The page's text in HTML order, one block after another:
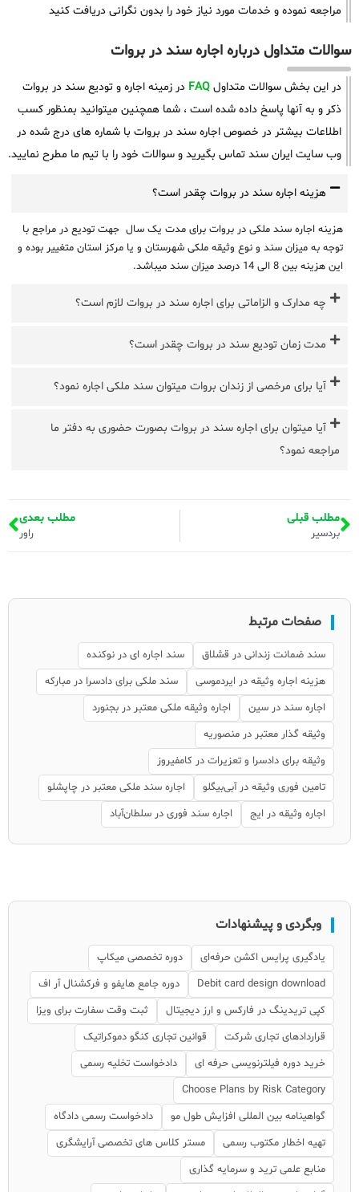
مراجعه نموده و خدمات مورد نیاز خود را بدون نگرانی دریافت کنید
سوالات متداول درباره اجاره سند در بروات
در این بخش سوالات متداول FAQ در زمینه اجاره و تودیع سند در بروات
ذکر و به آنها پاسخ داده شده است ، شما همچنین میتوانید بمنظور کسب
اطلاعات بیشتر در خصوص اجاره سند در بروات با شماره های درج شده در
وب سایت ایران سند تماس بگیرید و سوالات خود را با تیم ما مطرح نمایید.
هزینه اجاره سند در بروات چقدر است؟
هزینه اجاره سند ملکی در بروات برای مدت یک سال جهت تودیع در مراجع با
توجه به میزان سند و نوع وثیقه ملکی شهرستان و یا مرکز استان متغییر بوده و
این هزینه بین 8 الی 14 درصد میزان سند میباشد.
چه مدارک و الزاماتی برای اجاره سند در بروات لازم است؟
مدت زمان تودیع سند در بروات چقدر است؟
آیا برای مرخصی از زندان بروات میتوان سند ملکی اجاره نمود؟
آیا میتوان برای اجاره سند در بروات بصورت حضوری به دفتر ما
مراجعه نمود؟
مطلب قبلی
بردسیر
مطلب بعدی
راور
صفحات مرتبط
سند ضمانت زندانی در قشلاق
سند اجاره ای در نوکنده
هزینه اجاره وثیقه در ایردموسی
سند ملکی برای دادسرا در مبارکه
اجاره سند در سین
اجاره وثیقه ملکی معتبر در بجنورد
وثیقه گذار معتبر در منصوریه
وثیقه برای دادسرا و تعزیرات در کامفیروز
تامین فوری وثیقه در آبی‌بیگلو
اجاره سند ملکی معتبر در چاپشلو
اجاره وثیقه در ایج
اجاره سند فوری در سلطان‌آباد
وبگردی و پیشنهادات
یادگیری پرایس اکشن حرفه‌ای
دوره تخصصی میکاپ
Debit card design download
دوره جامع هایفو و فرکشنال آر اف
کپی تریدینگ در فارکس و ارز دیجیتال
ثبت وقت سفارت برای ویزا
قراردادهای تجاری شرکت
قوانین تجاری کنگو دموکراتیک
خرید دوره فیلترنویسی حرفه ای
دادخواست تخلیه رسمی
Choose Plans by Risk Category
گواهینامه بین المللی افزایش طول مو
دادخواست رسمی دادگاه
تهیه اخطار مکتوب رسمی
مستر کلاس های تخصصی آرایشگری
منابع علمی ترید و سرمایه گذاری